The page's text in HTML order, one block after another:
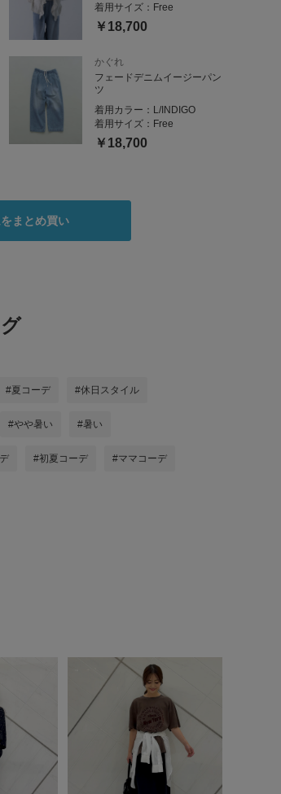
着用サイズ： Free
￥18,700
かぐれ
フェードデニムイージーパン
ツ
着用カラー： L/INDIGO
着用サイズ： Free
￥18,700
まとめ買い
#夏コーデ #休日スタイル
#やや暑い #暑い
#初夏コーデ #ママコーデ